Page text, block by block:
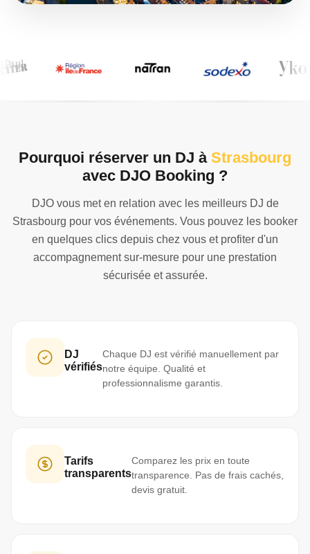
Pourquoi réserver un DJ à Strasbourg
avec DJO Booking ?
DJO vous met en relation avec les meilleurs DJ de
Strasbourg pour vos événements. Vous pouvez les booker
en quelques clics depuis chez vous et profiter d'un
accompagnement sur-mesure pour une prestation
sécurisée et assurée.
DJ
vérifiés
Chaque DJ est vérifié manuellement par
notre équipe. Qualité et
professionnalisme garantis.
Tarifs
transparents
Comparez les prix en toute
transparence. Pas de frais cachés,
devis gratuit.